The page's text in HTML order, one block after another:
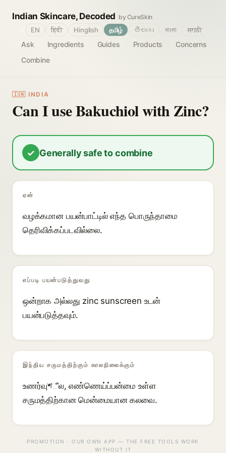
Indian Skincare, Decoded by CureSkin
Ask Ingredients Guides Products
Concerns
Combine
EN हिंदी Hinglish தமிழ் తెలుగు বাংলা मराठी
🇮🇳 INDIA
Can I use Bakuchiol with Zinc?
✓ Generally safe to combine
ஏன்
வழக்கமான பயன்பாட்டில் எந்த பொருந்தாமை
தெரிவிக்கப்படவில்லை.
எப்படி பயன்படுத்துவது
ஒன்றாக அல்லது zinc sunscreen உடன்
பயன்படுத்தவும்.
இந்திய சருமத்திற்கும் காலநிலைக்கும்
உணர்வுশீல, எண்ணெய்ப்பன்மை உள்ள
சருமத்திற்கான மென்மையான கலவை.
PROMOTION · OUR OWN APP — THE FREE TOOLS WORK
WITHOUT IT